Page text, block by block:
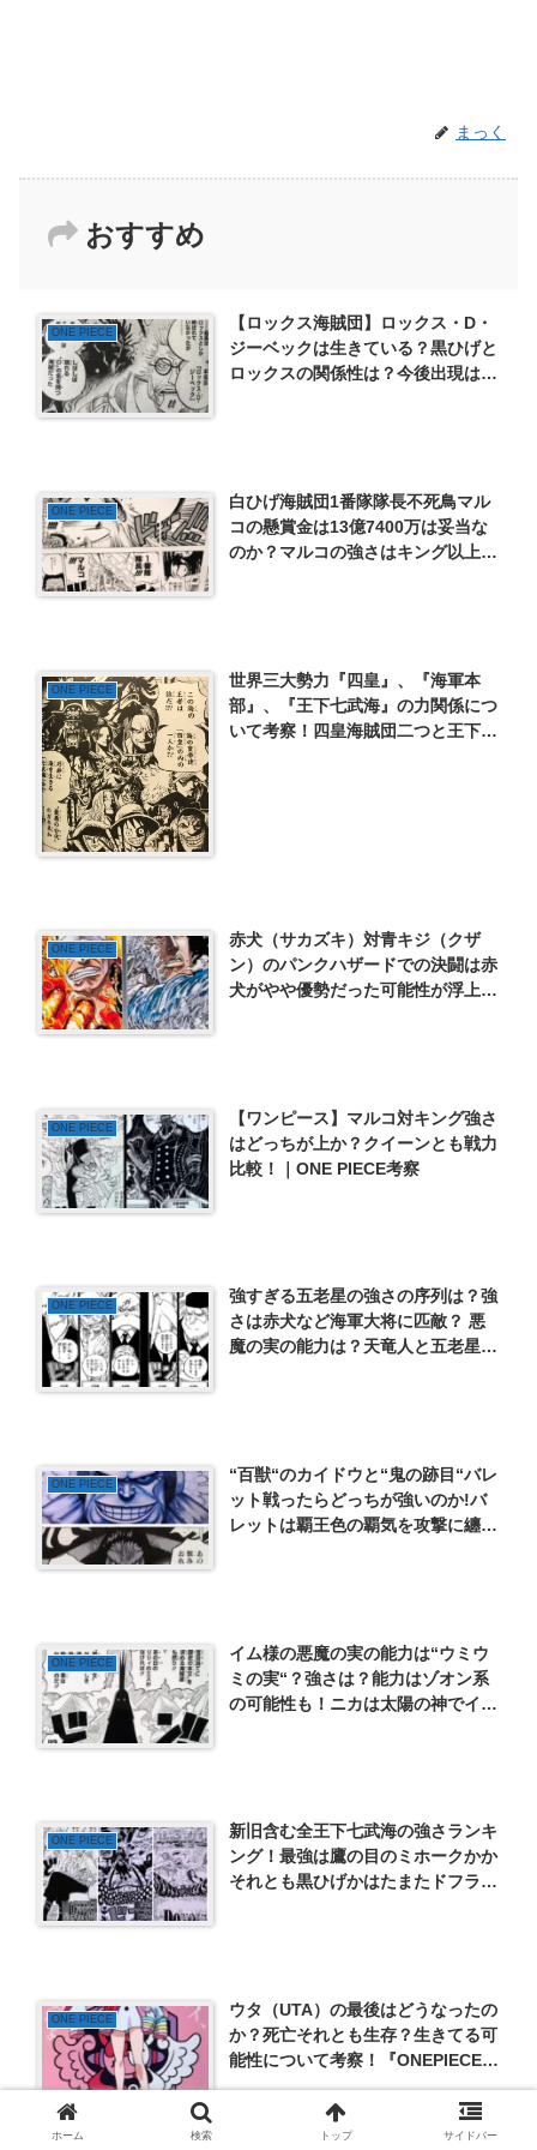
まっく
おすすめ
ONE PIECE
【ロックス海賊団】ロックス・D・
ジーベックは生きている？黒ひげと
ロックスの関係性は？今後出現はあ
ONE PIECE
白ひげ海賊団1番隊隊長不死鳥マル
コの懸賞金は13億7400万は妥当な
のか？マルコの強さはキング以上？
ONE PIECE
世界三大勢力『四皇』、『海軍本
部』、『王下七武海』の力関係につ
いて考察！四皇海賊団二つと王下七
ONE PIECE
赤犬（サカズキ）対青キジ（クザ
ン）のパンクハザードでの決闘は赤
犬がやや優勢だった可能性が浮上？
ONE PIECE
【ワンピース】マルコ対キング強さ
はどっちが上か？クイーンとも戦力
比較！｜ONE PIECE考察
ONE PIECE
強すぎる五老星の強さの序列は？強
さは赤犬など海軍大将に匹敵？ 悪
魔の実の能力は？天竜人と五老星は
ONE PIECE
“百獣“のカイドウと“鬼の跡目“バレ
ット戦ったらどっちが強いのか!バ
レットは覇王色の覇気を攻撃に纏う
ONE PIECE
イム様の悪魔の実の能力は“ウミウ
ミの実“？強さは？能力はゾオン系
の可能性も！ニカは太陽の神でイム
ONE PIECE
新旧含む全王下七武海の強さランキ
ング！最強は鷹の目のミホークかか
それとも黒ひげかはたまたドフラミ
ONE PIECE
ウタ（UTA）の最後はどうなったの
か？死亡それとも生存？生きてる可
能性について考察！『ONEPIECE
FILM RED（ワンピース フィルムレ
ホーム 検索 トップ サイドバー